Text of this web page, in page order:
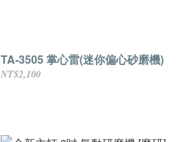
TA-3505 掌心雷(迷你偏心砂磨機)
NT$2,100